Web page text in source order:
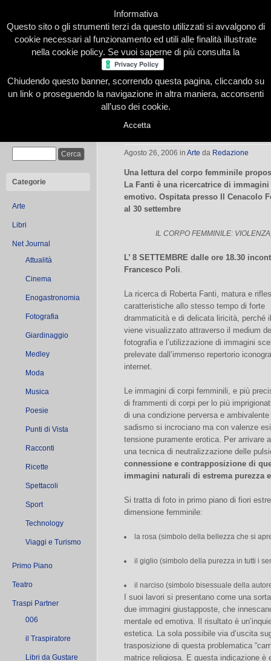
Home Presentazione Redazione Le nostre firme
Categorie
Arte
Libri
Net Journal
Attualità
Cinema
Enogastronomia
Fotografia
Giardinaggio
Medley
Moda
Musica
Poesie
Punti di Vista
Racconti
Ricette
Spettacoli
Sport
Technology
Viaggi e Turismo
Primo Piano
Teatro
Traspi Partner
006
il Traspiratore
Libri da Gustare
Il corpo femminile visto da Roberta
Agosto 26, 2006 in Arte da Redazione
Una lettura del corpo femminile
La Fanti è una ricercatrice di
emotivo. Ospitata presso Il Cenacolo
al 30 settembre
IL CORPO FEMMINILE:
L’ 8 SETTEMBRE dalle ore 18.30
Francesco Poli.
La ricerca di Roberta Fanti, matura e
caratteristiche allo stesso tempo di forte
drammaticità e di delicata liricità, perché
viene visualizzato attraverso il medium
fotografia e l’utilizzazione di immagini
prelevate dall’immenso repertorio
internet.
Le immagini di corpi femminili, e più
di frammenti di corpi per lo più
di una condizione perversa e
sadismo si incrociano ma con valenze
tensione puramente erotica. Per arrivare
una tecnica di neutralizzazione delle
connessione e contrapposizione di
immagini naturali di estrema purezza
Si tratta di foto in primo piano di fiori
dimensione femminile:
la rosa (simbolo della bellezza che si
il giglio (simbolo della purezza in tutti i
il narciso (simbolo bisessuale della
I suoi lavori si presentano come una
due immagini giustapposte, che
mentale ed emotiva. Il risultato è
estetica. La sola possibile via d’uscita
trasposizione di questa problematica
matrice religiosa. E questa indicazione è
Informativa
Questo sito o gli strumenti terzi da questo utilizzati si avvalgono di
cookie necessari al funzionamento ed utili alle finalità illustrate
nella cookie policy. Se vuoi saperne di più consulta la
Chiudendo questo banner, scorrendo questa pagina, cliccando su
un link o proseguendo la navigazione in altra maniera, acconsenti
all’uso dei cookie.
Accetta